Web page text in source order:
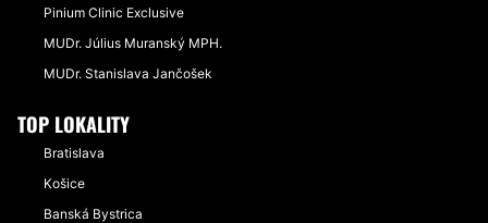
Pinium Clinic Exclusive
MUDr. Július Muranský MPH.
MUDr. Stanislava Jančošek
TOP LOKALITY
Bratislava
Košice
Banská Bystrica